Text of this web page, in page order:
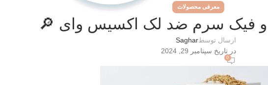
معرفی محصولات
فیک سرم ضد لک اکسیس وای 🔎
ارسال توسطSaghar
در تاریخ سپتامبر 29, 2024
0